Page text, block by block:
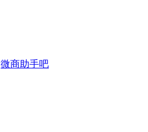
微商助手吧